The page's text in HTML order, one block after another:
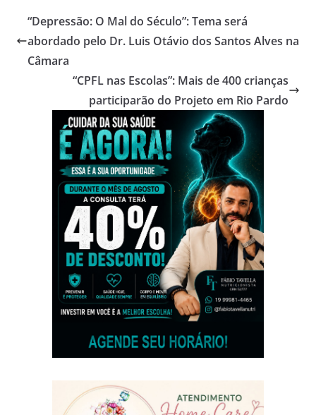
“Depressão: O Mal do Século”: Tema será
abordado pelo Dr. Luis Otávio dos Santos Alves na
Câmara
“CPFL nas Escolas”: Mais de 400 crianças
participarão do Projeto em Rio Pardo